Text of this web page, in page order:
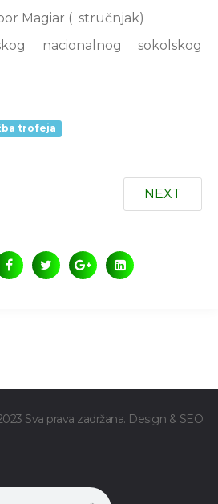
Magiar ( stručnjak)
nacionalnog sokolskog
trofeja
NEXT
Sva prava zadržana. Design & SEO